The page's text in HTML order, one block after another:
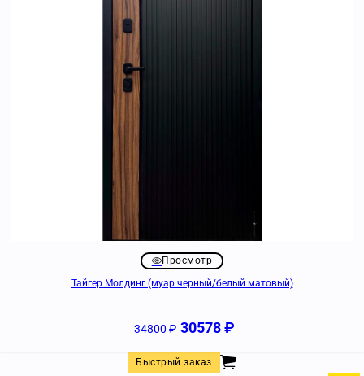
Просмотр
Тайгер Молдинг (муар черный/белый матовый)
34800₽ 30578₽
Быстрый заказ